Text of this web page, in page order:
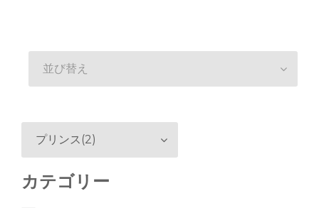
並び替え
プリンス(2)
カテゴリー